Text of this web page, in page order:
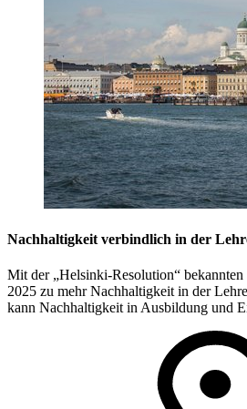
Nachhaltigkeit verbindlich in der
Mit der „Helsinki-Resolution“ bekannten
2025 zu mehr Nachhaltigkeit in der
kann Nachhaltigkeit in Ausbildung und